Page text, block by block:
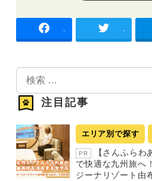
- -
検
索
注目記事
エリア別で探す
PR
【さんふらわ
で快適な九州旅へ
ジーナリゾート由